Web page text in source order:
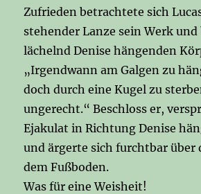
Zufrieden betrachtete sich
stehender Lanze sein Werk
lächelnd Denise hängenden
„Irgendwann am Galgen zu
doch durch eine Kugel zu
ungerecht.“ Beschloss er,
Ejakulat in Richtung Denise
und ärgerte sich furchtbar über
dem Fußboden.
Was für eine Weisheit!